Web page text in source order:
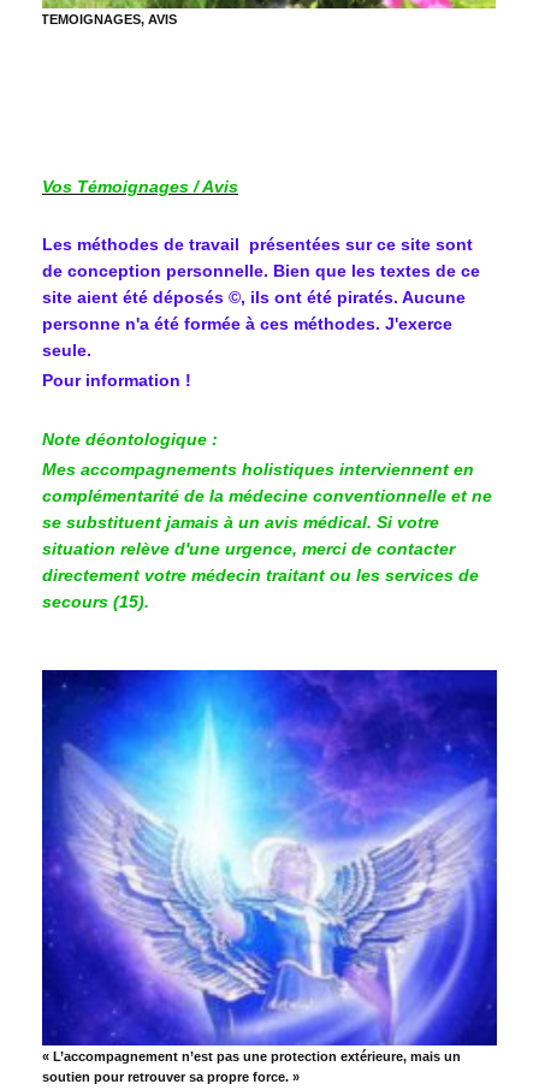
TEMOIGNAGES, AVIS
Vos Témoignages / Avis
Les méthodes de travail présentées sur ce site sont
de conception personnelle. Bien que les textes de ce
site aient été déposés ©, ils ont été piratés. Aucune
personne n'a été formée à ces méthodes. J'exerce
seule.
Pour information !
Note déontologique :
Mes accompagnements holistiques interviennent en
complémentarité de la médecine conventionnelle et ne
se substituent jamais à un avis médical. Si votre
situation relève d'une urgence, merci de contacter
directement votre médecin traitant ou les services de
secours (15).
« L’accompagnement n’est pas une protection extérieure, mais un
soutien pour retrouver sa propre force. »